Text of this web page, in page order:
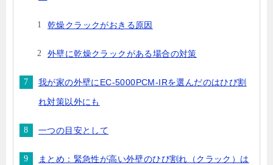
乾燥クラックがおきる原因
外壁に乾燥クラックがある場合の対策
我が家の外壁にEC-5000PCM-IRを選んだのはひび割
れ対策以外にも
一つの目安として
まとめ：緊急性が高い外壁のひび割れ（クラック）は